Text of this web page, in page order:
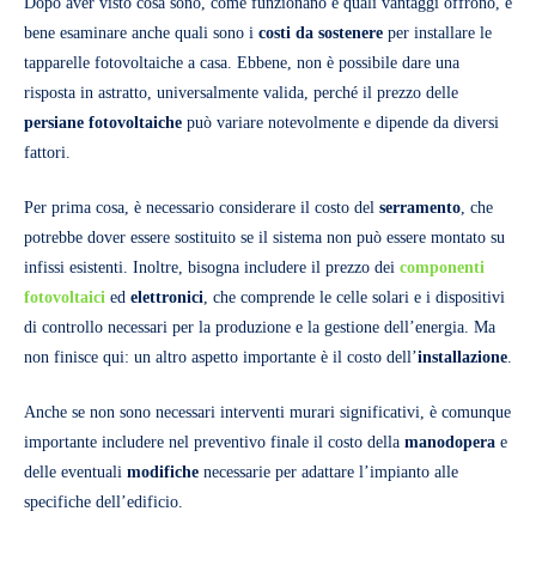
bene esaminare anche quali sono i costi da sostenere per installare le
tapparelle fotovoltaiche a casa. Ebbene, non è possibile dare una
risposta in astratto, universalmente valida, perché il prezzo delle
persiane fotovoltaiche può variare notevolmente e dipende da diversi
fattori.
Per prima cosa, è necessario considerare il costo del serramento , che
potrebbe dover essere sostituito se il sistema non può essere montato su
infissi esistenti. Inoltre, bisogna includere il prezzo dei componenti
fotovoltaici ed elettronici , che comprende le celle solari e i dispositivi
di controllo necessari per la produzione e la gestione dell’energia. Ma
non finisce qui: un altro aspetto importante è il costo dell’installazione
Anche se non sono necessari interventi murari significativi, è comunque
importante includere nel preventivo finale il costo della manodopera e
delle eventuali modifiche necessarie per adattare l’impianto alle
specifiche dell’edificio.